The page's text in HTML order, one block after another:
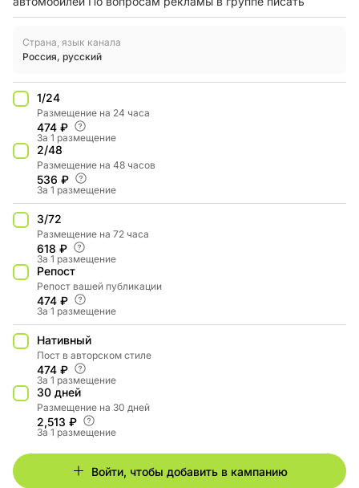
Страна, язык канала
Россия, русский
1/24
Размещение на 24 часа
474 ₽
За 1 размещение
2/48
Размещение на 48 часов
536 ₽
За 1 размещение
3/72
Размещение на 72 часа
618 ₽
За 1 размещение
Репост
Репост вашей публикации
474 ₽
За 1 размещение
Нативный
Пост в авторском стиле
474 ₽
За 1 размещение
30 дней
Размещение на 30 дней
2,513 ₽
За 1 размещение
Войти, чтобы добавить в кампанию